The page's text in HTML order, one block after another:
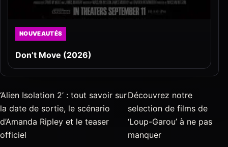
NOUVEAUTÉS
Don’t Move (2026)
‘Alien Isolation 2’ : tout savoir sur
la date de sortie, le scénario
d’Amanda Ripley et le teaser
officiel
Découvrez notre
selection de films de
‘Loup-Garou’ à ne pas
manquer